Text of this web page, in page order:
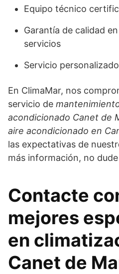
Equipo técnico
Garantía de calidad
servicios
Servicio
En ClimaMar, nos
servicio de
acondicionado Canet de
aire acondicionado en
las expectativas de
más información, no
Contacte
mejores
en
Canet de